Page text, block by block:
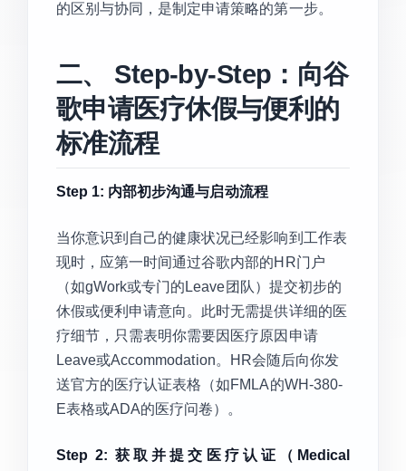
的区别与协同，是制定申请策略的第一步。
二、 Step-by-Step：向谷
歌申请医疗休假与便利的
标准流程
Step 1: 内部初步沟通与启动流程
当你意识到自己的健康状况已经影响到工作表
现时，应第一时间通过谷歌内部的HR门户
（如gWork或专门的Leave团队）提交初步的
休假或便利申请意向。此时无需提供详细的医
疗细节，只需表明你需要因医疗原因申请
Leave或Accommodation。HR会随后向你发
送官方的医疗认证表格（如FMLA的WH-380-
E表格或ADA的医疗问卷）。
Step 2: 获取并提交医疗认证（Medical